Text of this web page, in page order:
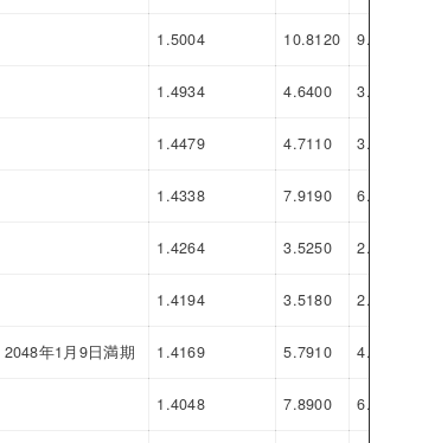
1.5004 10.8120 9.3116
1.4934 4.6400 3.1466
1.4479 4.7110 3.2631
1.4338 7.9190 6.4852
1.4264 3.5250 2.0986
1.4194 3.5180 2.0986
年1月9日満期 1.4169 5.7910 4.3741
1.4048 7.8900 6.4852